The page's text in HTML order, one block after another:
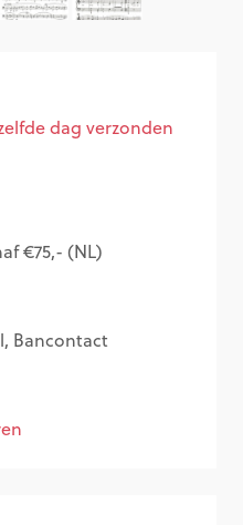
dag verzonden
€75,- (NL)
Bancontact